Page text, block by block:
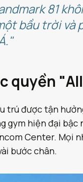
81
bầu trời và
quyền
trú được tận
gym hiện đại
Center. Mọi
bước chân.